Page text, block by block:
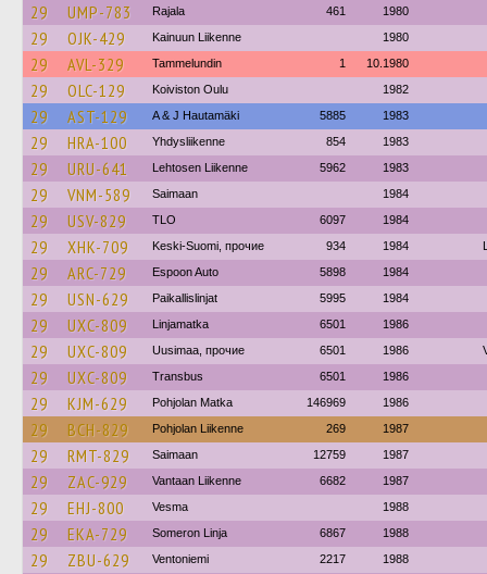
29 UMP-783 Rajala 461 1980
29 OJK-429 Kainuun Liikenne 1980
29 AVL-329 Tammelundin 1 10.1980
29 OLC-129 Koiviston Oulu 1982
29 AST-129 A & J Hautamäki 5885 1983
29 HRA-100 Yhdysliikenne 854 1983
29 URU-641 Lehtosen Liikenne 5962 1983
29 VNM-589 Saimaan 1984
29 USV-829 TLO 6097 1984
29 XHK-709 Keski-Suomi, прочие 934 1984
29 ARC-729 Espoon Auto 5898 1984
29 USN-629 Paikallislinjat 5995 1984
29 UXC-809 Linjamatka 6501 1986
29 UXC-809 Uusimaa, прочие 6501 1986
29 UXC-809 Transbus 6501 1986
29 KJM-629 Pohjolan Matka 146969 1986
29 BCH-829 Pohjolan Liikenne 269 1987
29 RMT-829 Saimaan 12759 1987
29 ZAC-929 Vantaan Liikenne 6682 1987
29 EHJ-800 Vesma 1988
29 EKA-729 Someron Linja 6867 1988
29 ZBU-629 Ventoniemi 2217 1988